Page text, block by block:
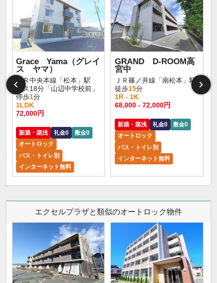
Grace Yama（グレイ
ス ヤマ）
ＪＲ中央本線「松本」駅
バス18分「山辺中学校前」
停歩1分
1LDK
72,000円
新築・築浅 礼金0
敷金0
オートロック
バス・トイレ別
インターネット無料
GRAND D-ROOM高
宮中
ＪＲ篠ノ井線「南松本」駅
徒歩15分
1R - 1K
68,000 - 72,000円
新築・築浅 礼金0
敷金0
オートロック
バス・トイレ別
インターネット無料
エクセルプラザと類似のオートロック物件